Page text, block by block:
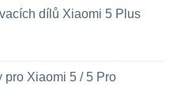
dílů Xiaomi 5 Plus
pro Xiaomi 5 / 5 Pro